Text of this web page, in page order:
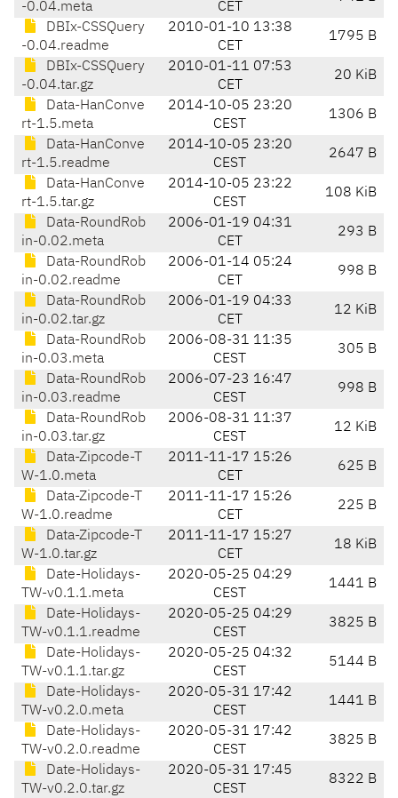
-0.04.meta CET
DBIx-CSSQuery
-0.04.readme
2010-01-10 13:38
CET
1795 B
DBIx-CSSQuery
-0.04.tar.gz
2010-01-11 07:53
CET
20 KiB
Data-HanConve
rt-1.5.meta
2014-10-05 23:20
CEST
1306 B
Data-HanConve
rt-1.5.readme
2014-10-05 23:20
CEST
2647 B
Data-HanConve
rt-1.5.tar.gz
2014-10-05 23:22
CEST
108 KiB
Data-RoundRob
in-0.02.meta
2006-01-19 04:31
CET
293 B
Data-RoundRob
in-0.02.readme
2006-01-14 05:24
CET
998 B
Data-RoundRob
in-0.02.tar.gz
2006-01-19 04:33
CET
12 KiB
Data-RoundRob
in-0.03.meta
2006-08-31 11:35
CEST
305 B
Data-RoundRob
in-0.03.readme
2006-07-23 16:47
CEST
998 B
Data-RoundRob
in-0.03.tar.gz
2006-08-31 11:37
CEST
12 KiB
Data-Zipcode-T
W-1.0.meta
2011-11-17 15:26
CET
625 B
Data-Zipcode-T
W-1.0.readme
2011-11-17 15:26
CET
225 B
Data-Zipcode-T
W-1.0.tar.gz
2011-11-17 15:27
CET
18 KiB
Date-Holidays-
TW-v0.1.1.meta
2020-05-25 04:29
CEST
1441 B
Date-Holidays-
TW-v0.1.1.readme
2020-05-25 04:29
CEST
3825 B
Date-Holidays-
TW-v0.1.1.tar.gz
2020-05-25 04:32
CEST
5144 B
Date-Holidays-
TW-v0.2.0.meta
2020-05-31 17:42
CEST
1441 B
Date-Holidays-
TW-v0.2.0.readme
2020-05-31 17:42
CEST
3825 B
Date-Holidays-
TW-v0.2.0.tar.gz
2020-05-31 17:45
CEST
8322 B